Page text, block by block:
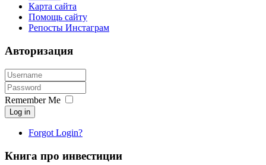
Карта сайта
Помощь сайту
Репосты Инстаграм
Авторизация
Remember Me
Log in
Forgot Login?
Книга про инвестиции